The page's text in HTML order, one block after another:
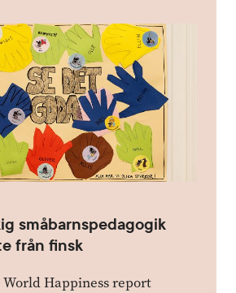
småbarnspedagogik
från finsk
World Happiness report